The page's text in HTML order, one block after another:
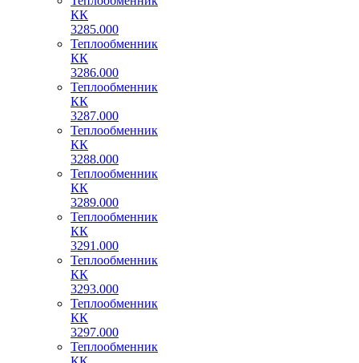
КК
3285.000
Теплообменник
КК
3286.000
Теплообменник
КК
3287.000
Теплообменник
КК
3288.000
Теплообменник
КК
3289.000
Теплообменник
КК
3291.000
Теплообменник
КК
3293.000
Теплообменник
КК
3297.000
Теплообменник